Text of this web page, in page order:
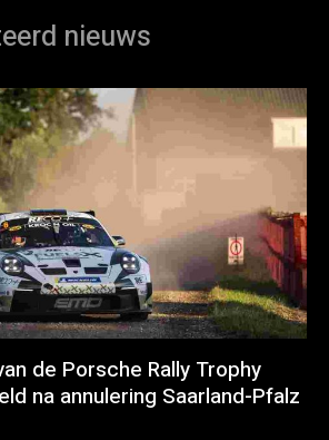
nieuws
de Porsche Rally Trophy
na annulering Saarland-Pfalz